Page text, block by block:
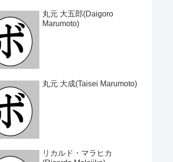
丸元 大五郎(Daigoro
Marumoto)
丸元 大成(Taisei Marumoto)
リカルド・マラヒカ